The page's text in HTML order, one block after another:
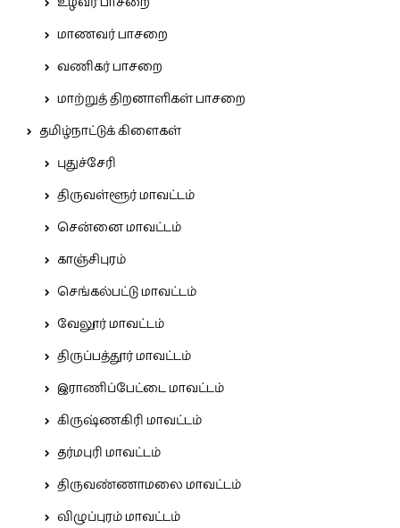
மாணவர் பாசறை
வணிகர் பாசறை
மாற்றுத் திறனாளிகள் பாசறை
தமிழ்நாட்டுக் கிளைகள்
புதுச்சேரி
திருவள்ளூர் மாவட்டம்
சென்னை மாவட்டம்
காஞ்சிபுரம்
செங்கல்பட்டு மாவட்டம்
வேலூர் மாவட்டம்
திருப்பத்தூர் மாவட்டம்
இராணிப்பேட்டை மாவட்டம்
கிருஷ்ணகிரி மாவட்டம்
தர்மபுரி மாவட்டம்
திருவண்ணாமலை மாவட்டம்
விழுப்புரம் மாவட்டம்